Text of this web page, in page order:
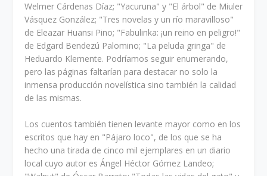
Welmer Cárdenas Díaz; "Yacuruna" y "El árbol" de Miuler
Vásquez González; "Tres novelas y un río maravilloso"
de Eleazar Huansi Pino; "Fabulinka: ¡un reino en peligro!"
de Edgard Bendezú Palomino; "La peluda gringa" de
Heduardo Klemente. Podríamos seguir enumerando,
pero las pá­ginas faltarían para destacar no solo la
inmensa producción novelística sino también la calidad
de las mismas.
Los cuentos también tienen levante mayor como en los
escritos que hay en "Pájaro loco", de los que se ha
hecho una tirada de cinco mil ejemplares en un diario
local cuyo autor es Ángel Héctor Gómez Landeo;